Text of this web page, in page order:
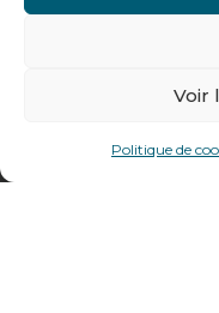
Voir
Politique de
Tél : + 33 (0)4 74 62
478 rue Alexandre
Villefranche